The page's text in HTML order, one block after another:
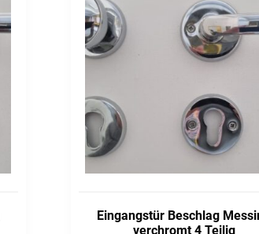
Eingangstür Beschlag
verchromt 4 Teilig